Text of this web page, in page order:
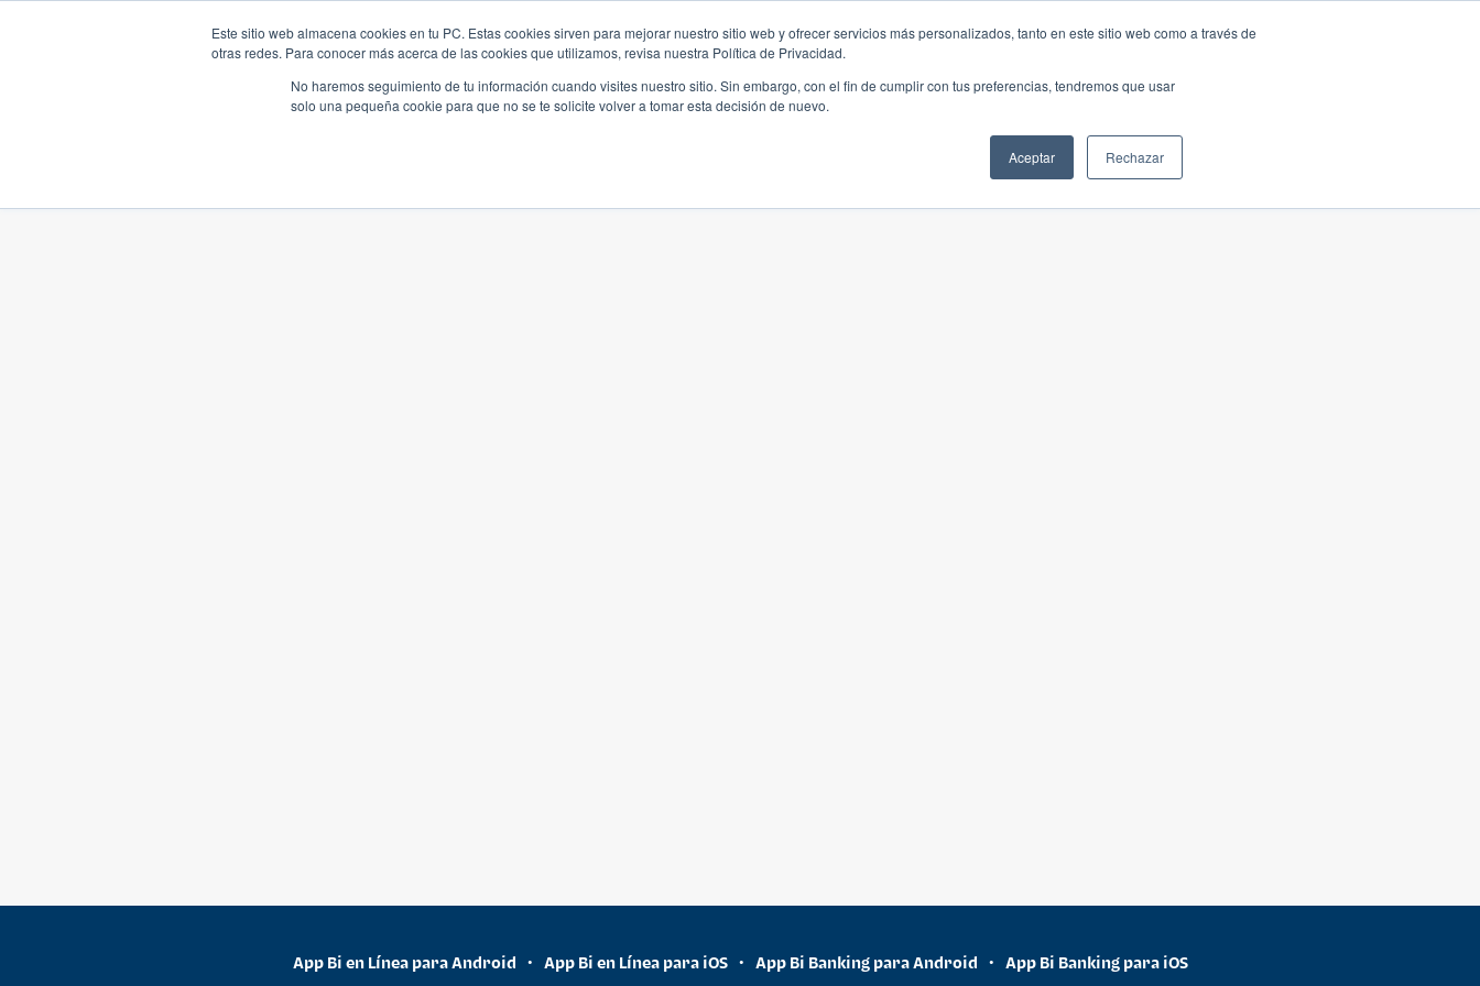
Este sitio web almacena cookies en tu PC. Estas cookies sirven para mejorar nuestro sitio web y ofrecer servicios más personalizados, tanto en este sitio web como a través de
otras redes. Para conocer más acerca de las cookies que utilizamos, revisa nuestra Política de Privacidad.
No haremos seguimiento de tu información cuando visites nuestro sitio. Sin embargo, con el fin de cumplir con tus preferencias, tendremos que usar
solo una pequeña cookie para que no se te solicite volver a tomar esta decisión de nuevo.
Aceptar Rechazar
App Bi en Línea para Android • App Bi en Línea para iOS • App Bi Banking para Android • App Bi Banking para iOS